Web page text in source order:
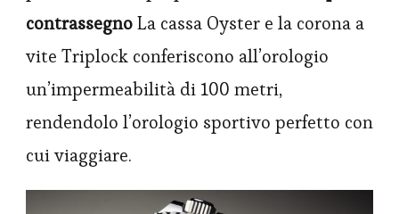
contrassegnoLa cassa Oyster e la corona a
vite Triplock conferiscono all’orologio
un’impermeabilità di 100 metri,
rendendolo l’orologio sportivo perfetto con
cui viaggiare.